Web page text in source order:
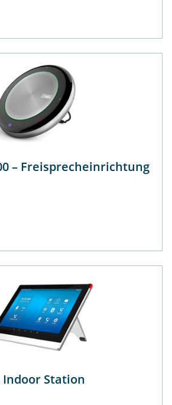
Yealink CP700 – Freisprecheinrichtung
Fanvil i56A – Indoor Station